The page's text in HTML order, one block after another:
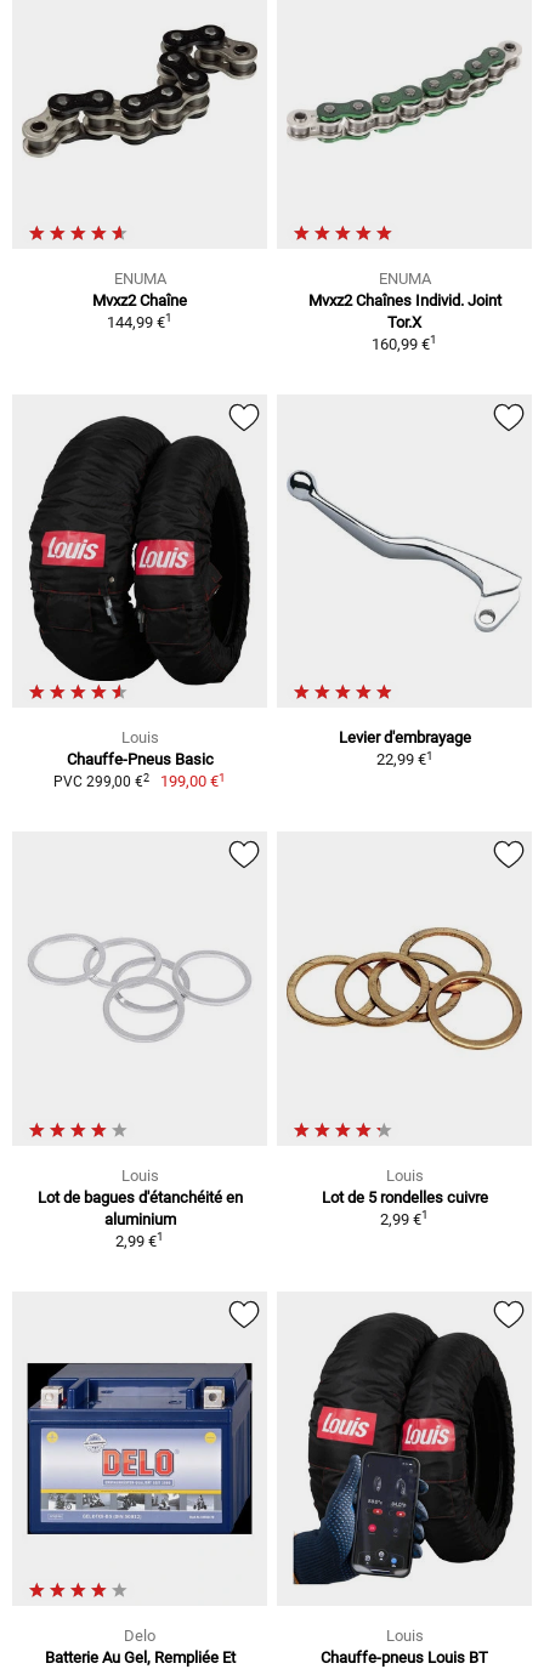
ENUMA
Mvxz2 Chaîne
144,99 €1
ENUMA
Mvxz2 Chaînes Individ. Joint
Tor.X
160,99 €1
Louis
Chauffe-Pneus Basic
PVC 299,00 €2 199,00 €1
Levier d'embrayage
22,99 €1
Louis
Lot de bagues d'étanchéité en
aluminium
2,99 €1
Louis
Lot de 5 rondelles cuivre
2,99 €1
Delo
Batterie Au Gel, Rempliée Et
Louis
Chauffe-pneus Louis BT